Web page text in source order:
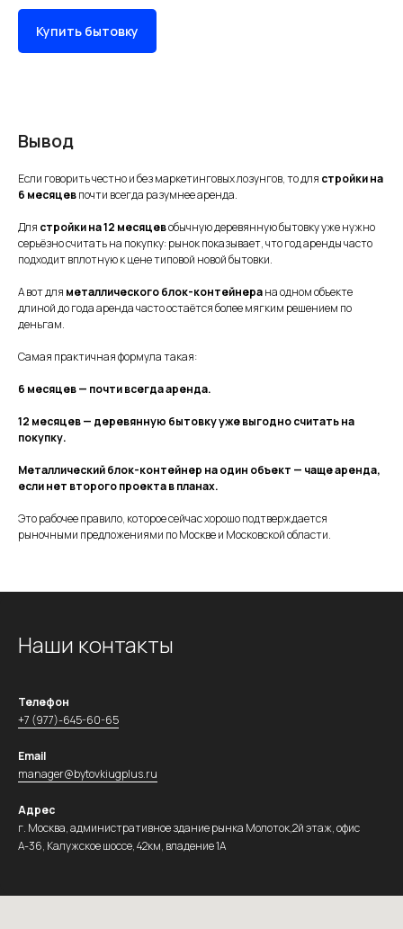
Купить бытовку
Вывод
Если говорить честно и без маркетинговых лозунгов, то для стройки на
6 месяцевпочти всегда разумнее аренда.
Для стройки на 12 месяцевобычную деревянную бытовку уже нужно
серьёзно считать на покупку: рынок показывает, что год аренды часто
подходит вплотную к цене типовой новой бытовки.
А вот для металлического блок-контейнерана одном объекте
длиной до года аренда часто остаётся более мягким решением по
деньгам.
Самая практичная формула такая:
6 месяцев — почти всегда аренда.
12 месяцев — деревянную бытовку уже выгодно считать на
покупку.
Металлический блок-контейнер на один объект — чаще аренда,
если нет второго проекта в планах.
Это рабочее правило, которое сейчас хорошо подтверждается
рыночными предложениями по Москве и Московской области.
Наши контакты
Телефон
+7 (977)-645-60-65
Email
manager@bytovkiugplus.ru
Адрес
г. Москва, административное здание рынка Молоток,2й этаж, офис
А-36, Калужское шоссе, 42км, владение 1А